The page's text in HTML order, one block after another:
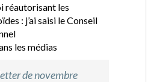
réautorisant les
: j’ai saisi le Conseil
les médias
de novembre